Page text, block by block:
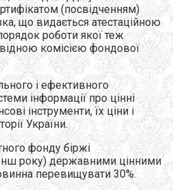
(посвідченням)
що видається атестаційною
роботи якої теж
комісією фондової
і ефективного
інформації про цінні
інструменти, їх ціни і
України.
фонду біржі
року) державними цінними
перевищувати 30%.